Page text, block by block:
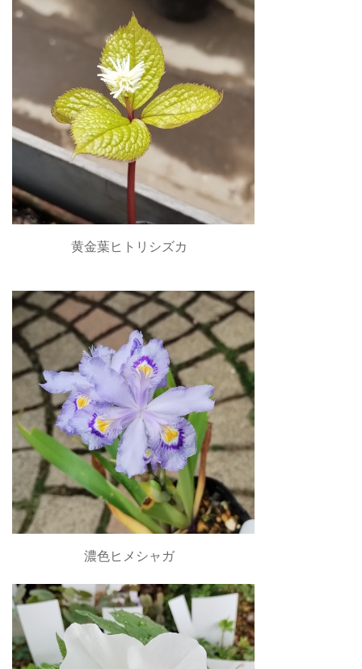
黄金葉ヒトリシズカ
濃色ヒメシャガ